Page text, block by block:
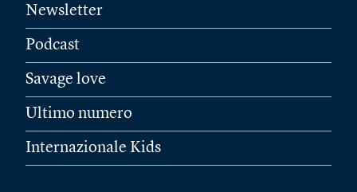
Newsletter
Podcast
Savage love
Ultimo numero
Internazionale Kids